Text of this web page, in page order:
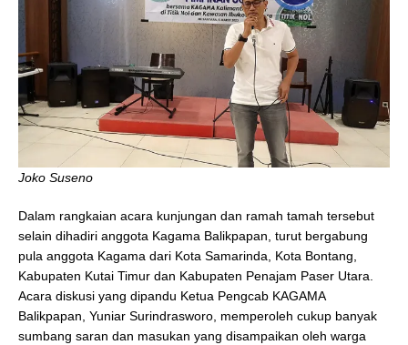
Joko Suseno
Dalam rangkaian acara kunjungan dan ramah tamah tersebut
selain dihadiri anggota Kagama Balikpapan, turut bergabung
pula anggota Kagama dari Kota Samarinda, Kota Bontang,
Kabupaten Kutai Timur dan Kabupaten Penajam Paser Utara.
Acara diskusi yang dipandu Ketua Pengcab KAGAMA
Balikpapan, Yuniar Surindrasworo, memperoleh cukup banyak
sumbang saran dan masukan yang disampaikan oleh warga